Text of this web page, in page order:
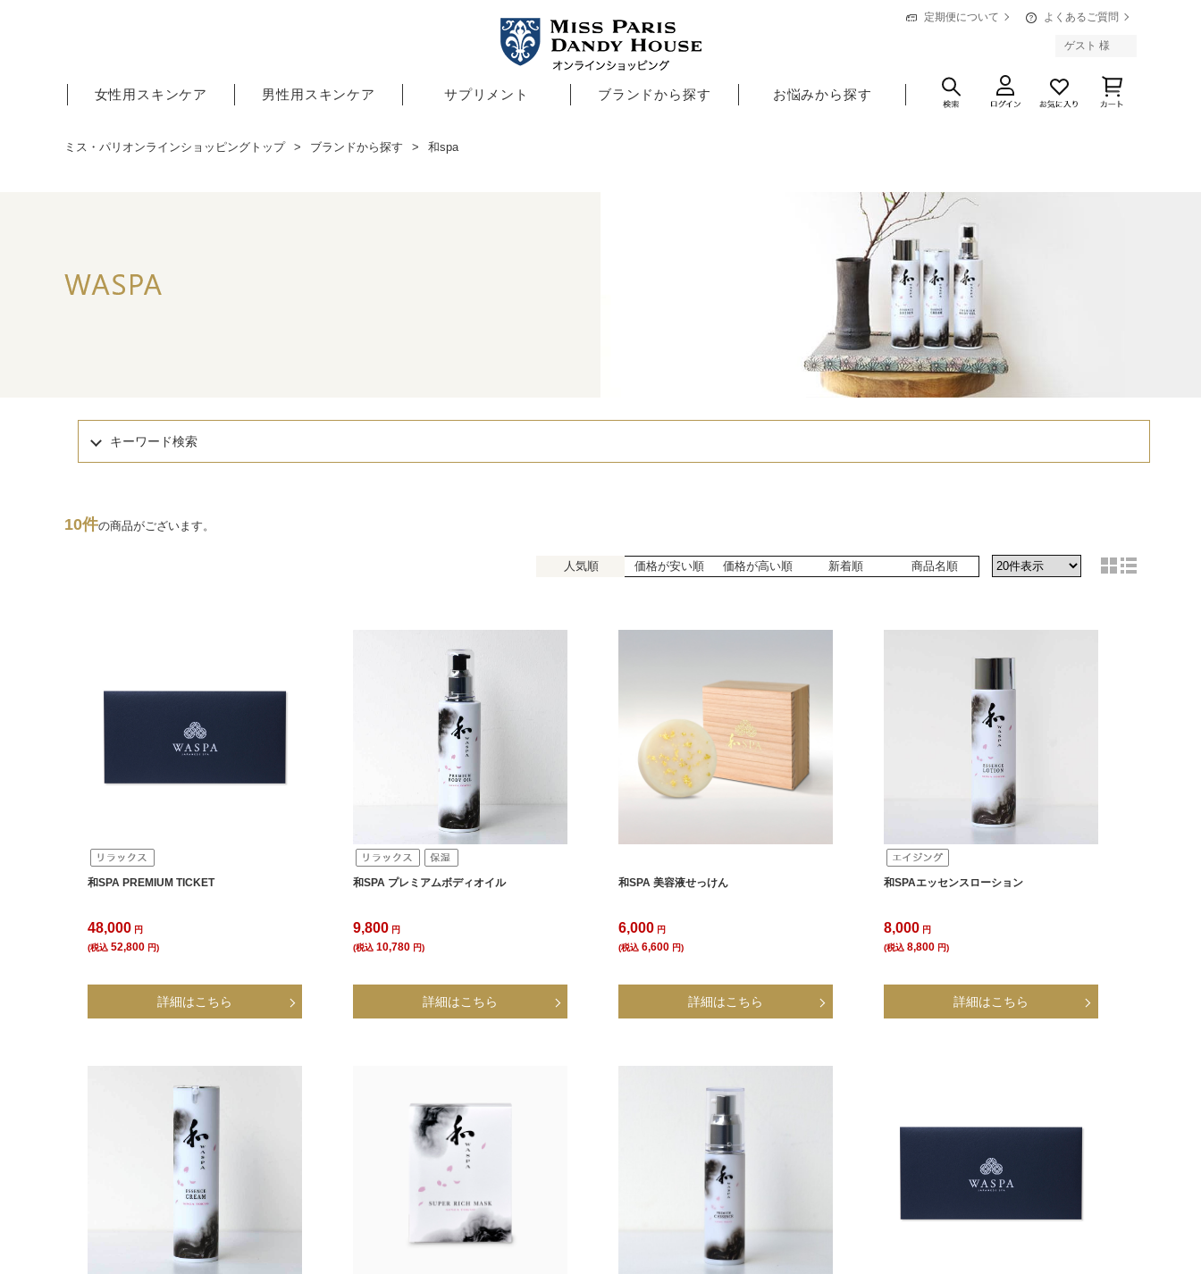
定期便について よくあるご質問
ゲスト 様
女性用スキンケア 男性用スキンケア サプリメント ブランドから探す お悩みから探す
ミス・パリオンラインショッピングトップ ブランドから探す 和spa
キーワード検索
10件の商品がございます。
人気順 価格が安い順 価格が高い順 新着順 商品名順
和SPA PREMIUM TICKET
48,000 円
(税込52,800 円)
和SPA プレミアムボディオイル
9,800 円
(税込10,780 円)
和SPA 美容液せっけん
6,000 円
(税込 6,600 円)
和SPAエッセンスローション
8,000 円
(税込 8,800 円)